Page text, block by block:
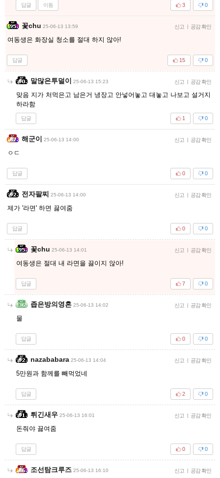
답글 이동 0
3
꽃chu 25-06-13 13:59 신고 | 공감 확인
여동생은 화장실 청소를 절대 하지 않아!
답글 0
15
말많은투덜이 25-06-13 15:23 신고 | 공감 확인
맞음 지가 처먹은고 남은거 냉장고 안넣어놓고 대놓고 나보고 설거지
하라함
답글 0
1
해군이 25-06-13 14:00 신고 | 공감 확인
ㅇㄷ
답글 0
0
전자팔찌 25-06-13 14:00 신고 | 공감 확인
제가 '라면' 하면 끓여줌
답글 0
0
꽃chu 25-06-13 14:01 신고 | 공감 확인
여동생은 절대 내 라면을 끓이지 않아!
답글 0
7
좁은방의영혼 25-06-13 14:02 신고 | 공감 확인
물
답글 0
0
nazababara 25-06-13 14:04 신고 | 공감 확인
5만원과 함께를 빼먹었네
답글 0
2
튀긴새우 25-06-13 16:01 신고 | 공감 확인
돈줘야 끓여줌
답글 0
0
조선탐크루즈 25-06-13 16:10 신고 | 공감 확인